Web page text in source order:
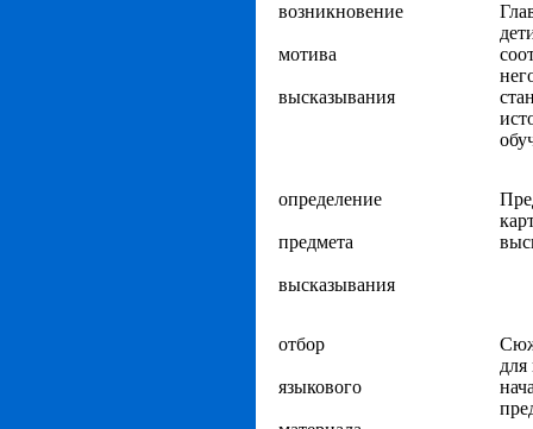
возникновение
мотива
высказывания
определение
предмета
высказывания
отбор
языкового
для